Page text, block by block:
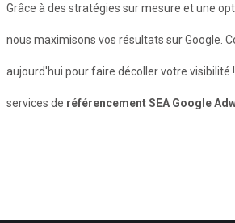
Grâce à des stratégies sur mesure et une
nous maximisons vos résultats sur Google.
aujourd'hui pour faire décoller votre visibilité
services de référencement SEA Google